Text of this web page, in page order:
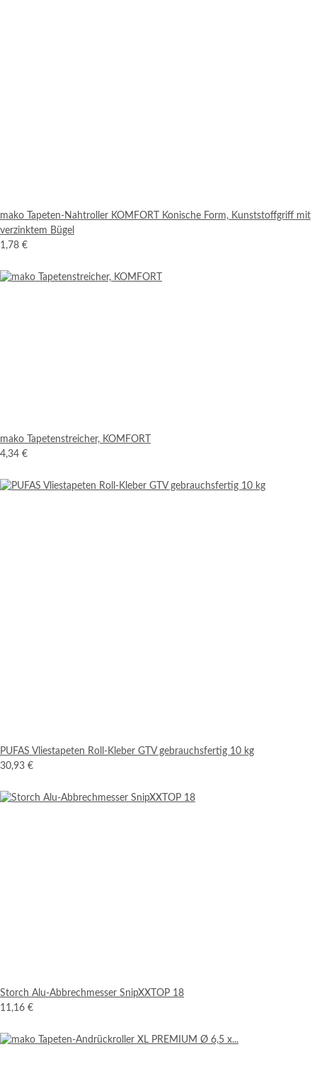
mako Tapeten-Nahtroller KOMFORT Konische Form, Kunststoffgriff mit
verzinktem Bügel
1,78 €
mako Tapetenstreicher, KOMFORT
4,34 €
PUFAS Vliestapeten Roll-Kleber GTV gebrauchsfertig 10 kg
30,93 €
Storch Alu-Abbrechmesser SnipXXTOP 18
11,16 €